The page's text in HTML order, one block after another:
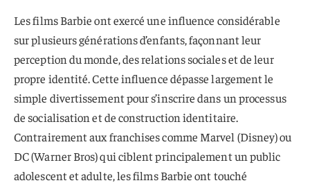
Les films Barbie ont exercé une influence considérable
sur plusieurs générations d’enfants, façonnant leur
perception du monde, des relations sociales et de leur
propre identité. Cette influence dépasse largement le
simple divertissement pour s’inscrire dans un processus
de socialisation et de construction identitaire.
Contrairement aux franchises comme Marvel (Disney) ou
DC (Warner Bros) qui ciblent principalement un public
adolescent et adulte, les films Barbie ont touché